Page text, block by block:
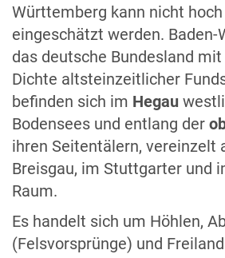
Württemberg kann nicht
eingeschätzt werden.
das deutsche Bundesland
Dichte altsteinzeitlicher
befinden sich im Hegau
Bodensees und entlang der
ihren Seitentälern, vereinzelt
Breisgau, im Stuttgarter und
Raum.
Es handelt sich um Höhlen,
(Felsvorsprünge) und